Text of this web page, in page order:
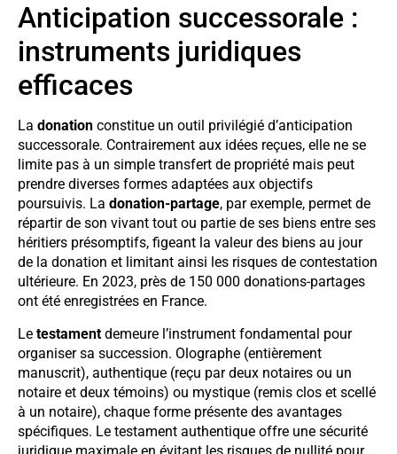
Anticipation successorale :
instruments juridiques
efficaces
La donation constitue un outil privilégié d’anticipation
successorale. Contrairement aux idées reçues, elle ne se
limite pas à un simple transfert de propriété mais peut
prendre diverses formes adaptées aux objectifs
poursuivis. La donation-partage, par exemple, permet de
répartir de son vivant tout ou partie de ses biens entre ses
héritiers présomptifs, figeant la valeur des biens au jour
de la donation et limitant ainsi les risques de contestation
ultérieure. En 2023, près de 150 000 donations-partages
ont été enregistrées en France.
Le testament demeure l’instrument fondamental pour
organiser sa succession. Olographe (entièrement
manuscrit), authentique (reçu par deux notaires ou un
notaire et deux témoins) ou mystique (remis clos et scellé
à un notaire), chaque forme présente des avantages
spécifiques. Le testament authentique offre une sécurité
juridique maximale en évitant les risques de nullité pour